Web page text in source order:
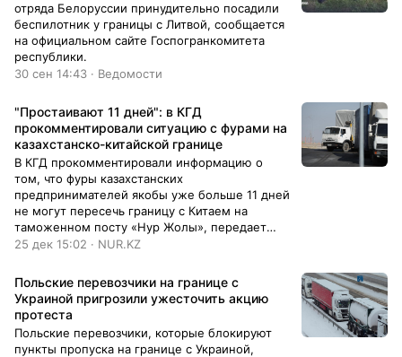
отряда Белоруссии принудительно посадили
беспилотник у границы с Литвой, сообщается
на официальном сайте Госпогранкомитета
республики.
30 сен 14:43 · Ведомости
"Простаивают 11 дней": в КГД
прокомментировали ситуацию с фурами на
казахстанско-китайской границе
В КГД прокомментировали информацию о
том, что фуры казахстанских
предпринимателей якобы уже больше 11 дней
не могут пересечь границу с Китаем на
таможенном посту «Нур Жолы», передает
NUR.KZ.
25 дек 15:02 · NUR.KZ
Польские перевозчики на границе с
Украиной пригрозили ужесточить акцию
протеста
Польские перевозчики, которые блокируют
пункты пропуска на границе с Украиной,